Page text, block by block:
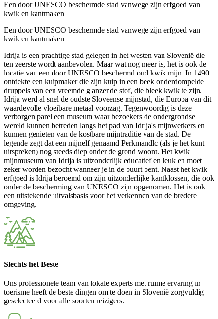
Een door UNESCO beschermde stad vanwege zijn erfgoed van
kwik en kantmaken
Een door UNESCO beschermde stad vanwege zijn erfgoed van
kwik en kantmaken
Idrija is een prachtige stad gelegen in het westen van Slovenië die
ten zeerste wordt aanbevolen. Maar wat nog meer is, het is ook de
locatie van een door UNESCO beschermd oud kwik mijn. In 1490
ontdekte een kuipmaker die zijn kuip in een beek onderdompelde
druppels van een vreemde glanzende stof, die bleek kwik te zijn.
Idrija werd al snel de oudste Sloveense mijnstad, die Europa van dit
waardevolle vloeibare metaal voorzag. Tegenwoordig is deze
verborgen parel een museum waar bezoekers de ondergrondse
wereld kunnen betreden langs het pad van Idrija's mijnwerkers en
kunnen genieten van de kostbare mijntraditie van de stad. De
legende zegt dat een mijnelf genaamd Perkmandlc (als je het kunt
uitspreken) nog steeds diep onder de grond woont. Het kwik
mijnmuseum van Idrija is uitzonderlijk educatief en leuk en moet
zeker worden bezocht wanneer je in de buurt bent. Naast het kwik
erfgoed is Idrija beroemd om zijn uitzonderlijke kantklossen, die ook
onder de bescherming van UNESCO zijn opgenomen. Het is ook
een uitstekende uitvalsbasis voor het verkennen van de bredere
omgeving.
Slechts het Beste
Ons professionele team van lokale experts met ruime ervaring in
toerisme heeft de beste dingen om te doen in Slovenië zorgvuldig
geselecteerd voor alle soorten reizigers.